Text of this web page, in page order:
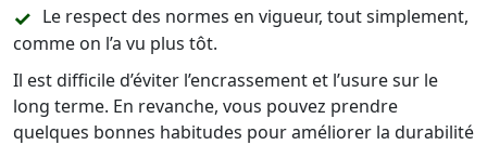
Le respect des normes en vigueur, tout simplement,
comme on l’a vu plus tôt.
Il est difficile d’éviter l’encrassement et l’usure sur le
long terme. En revanche, vous pouvez prendre
quelques bonnes habitudes pour améliorer la durabilité